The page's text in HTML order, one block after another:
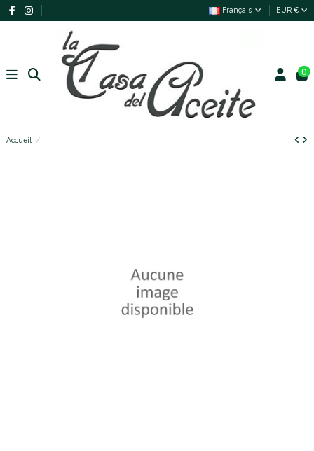
Français EUR €
0
Accueil